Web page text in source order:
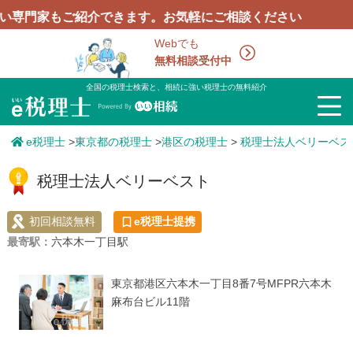
Webでも
無料相談受付中
もご紹介できます。お気軽にご相談ください
全国の税理士検索と、相続に強い税理士の無料紹介
e税理士>東京都の税理士>港区の税理士> 税理士法人ベリーベス
税理士法人ベリーベスト
初回相談無料
e税理士提携
最寄駅： 六本木一丁目駅
東京都港区六本木一丁目8番7号MFPR六本木
麻布台ビル11階